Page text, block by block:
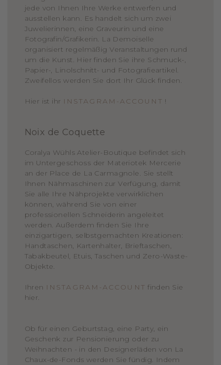
jede von Ihnen Ihre Werke entwerfen und
ausstellen kann. Es handelt sich um zwei
Juwelierinnen, eine Graveurin und eine
Fotografin/Grafikerin. La Demoiselle
organisiert regelmäßig Veranstaltungen rund
um die Kunst. Hier finden Sie ihre Schmuck-,
Papier-, Linolschnitt- und Fotografieartikel.
Zweifellos werden Sie dort Ihr Glück finden.
Hier ist ihr INSTAGRAM-ACCOUNT !
Noix de Coquette
Coralya Wühls Atelier-Boutique befindet sich
im Untergeschoss der Materiotek Mercerie
an der Place de La Carmagnole. Sie stellt
Ihnen Nähmaschinen zur Verfügung, damit
Sie alle Ihre Nähprojekte verwirklichen
können, während Sie von einer
professionellen Schneiderin angeleitet
werden. Außerdem finden Sie Ihre
einzigartigen, selbstgemachten Kreationen:
Handtaschen, Kartenhalter, Brieftaschen,
Tabakbeutel, Etuis, Taschen und Zero-Waste-
Objekte.
Ihren INSTAGRAM-ACCOUNT finden Sie
hier.
Ob für einen Geburtstag, eine Party, ein
Geschenk zur Pensionierung oder zu
Weihnachten - in den Designerläden von La
Chaux-de-Fonds werden Sie fündig. Indem